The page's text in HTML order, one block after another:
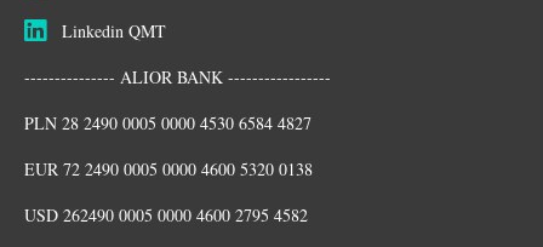
Linkedin QMT
--------------- ALIOR BANK -----------------
PLN 28 2490 0005 0000 4530 6584 4827
EUR 72 2490 0005 0000 4600 5320 0138
USD 262490 0005 0000 4600 2795 4582